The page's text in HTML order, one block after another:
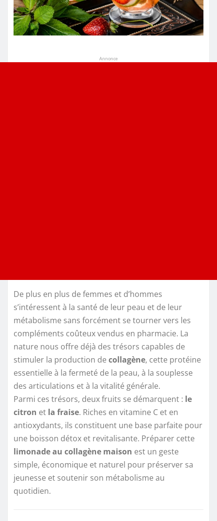
Annonce
De plus en plus de femmes et d’hommes
s’intéressent à la santé de leur peau et de leur
métabolisme sans forcément se tourner vers les
compléments coûteux vendus en pharmacie. La
nature nous offre déjà des trésors capables de
stimuler la production de collagène, cette protéine
essentielle à la fermeté de la peau, à la souplesse
des articulations et à la vitalité générale.
Parmi ces trésors, deux fruits se démarquent : le
citron et la fraise. Riches en vitamine C et en
antioxydants, ils constituent une base parfaite pour
une boisson détox et revitalisante. Préparer cette
limonade au collagène maison est un geste
simple, économique et naturel pour préserver sa
jeunesse et soutenir son métabolisme au
quotidien.